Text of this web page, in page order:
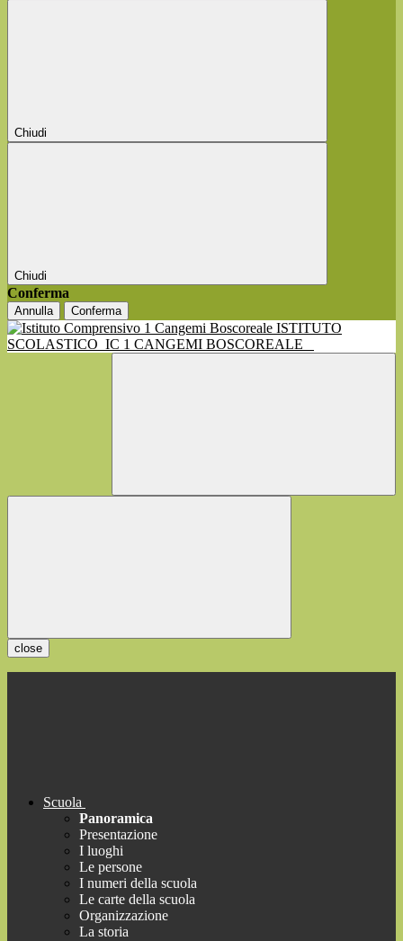
Chiudi
Chiudi
Conferma
Annulla Conferma
ISTITUTO
SCOLASTICO IC 1 CANGEMI BOSCOREALE
close
Scuola
Panoramica
Presentazione
I luoghi
Le persone
I numeri della scuola
Le carte della scuola
Organizzazione
La storia